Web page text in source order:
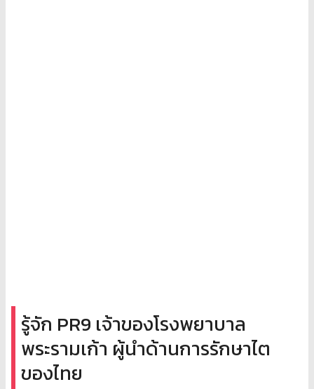
รู้จัก PR9 เจ้าของโรงพยาบาล
พระรามเก้า ผู้นำด้านการรักษาไต
ของไทย